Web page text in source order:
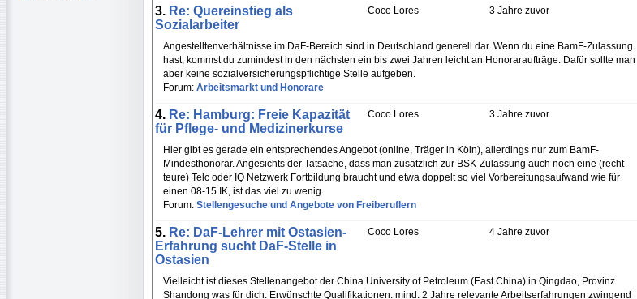
3 Jahre zuvor
Coco Lores
3. Re: Quereinstieg als
Sozialarbeiter
Angestelltenverhältnisse im DaF-Bereich sind in Deutschland generell dar. Wenn du eine BamF-Zulassung
hast, kommst du zumindest in den nächsten ein bis zwei Jahren leicht an Honoraraufträge. Dafür sollte man
aber keine sozialversicherungspflichtige Stelle aufgeben.
Forum: Arbeitsmarkt und Honorare
3 Jahre zuvor
Coco Lores
4. Re: Hamburg: Freie Kapazität
für Pflege- und Medizinerkurse
Hier gibt es gerade ein entsprechendes Angebot (online, Träger in Köln), allerdings nur zum BamF-
Mindesthonorar. Angesichts der Tatsache, dass man zusätzlich zur BSK-Zulassung auch noch eine (recht
teure) Telc oder IQ Netzwerk Fortbildung braucht und etwa doppelt so viel Vorbereitungsaufwand wie für
einen 08-15 IK, ist das viel zu wenig.
Forum: Stellengesuche und Angebote von Freiberuflern
4 Jahre zuvor
Coco Lores
5. Re: DaF-Lehrer mit Ostasien-
Erfahrung sucht DaF-Stelle in
Ostasien
Vielleicht ist dieses Stellenangebot der China University of Petroleum (East China) in Qingdao, Provinz
Shandong was für dich: Erwünschte Qualifikationen: mind. 2 Jahre relevante Arbeitserfahrungen zwingend